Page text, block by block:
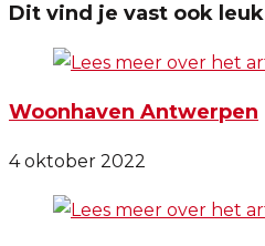
Dit vind je vast ook leuk
Woonhaven Antwerpen
4 oktober 2022